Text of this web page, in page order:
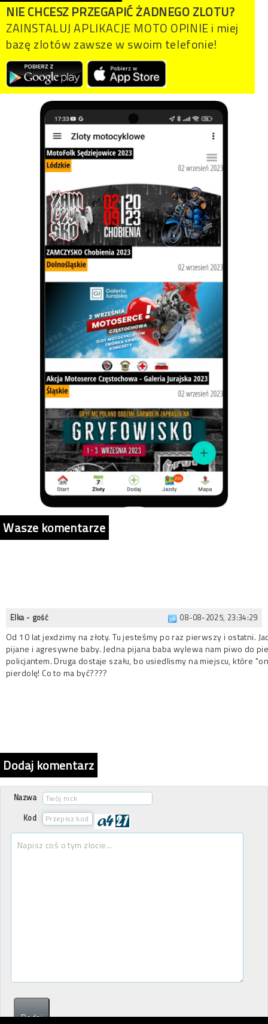
NIE CHCESZ PRZEGAPIĆ ŻADNEGO ZLOTU?
ZAINSTALUJ APLIKACJE MOTO OPINIE i miej
bazę zlotów zawsze w swoim telefonie!
Wasze komentarze
Elka - gość 08-08-2025, 23:34:29
Od 10 lat jexdzimy na złoty. Tu jesteśmy po raz pierwszy i ostatni.
pijane i agresywne baby. Jedna pijana baba wylewa nam piwo do
policjantem. Druga dostaje szału, bo usiedlismy na miejscu, które
pierdolę! Co to ma być????
Dodaj komentarz
Nazwa
Kod
Dodaj